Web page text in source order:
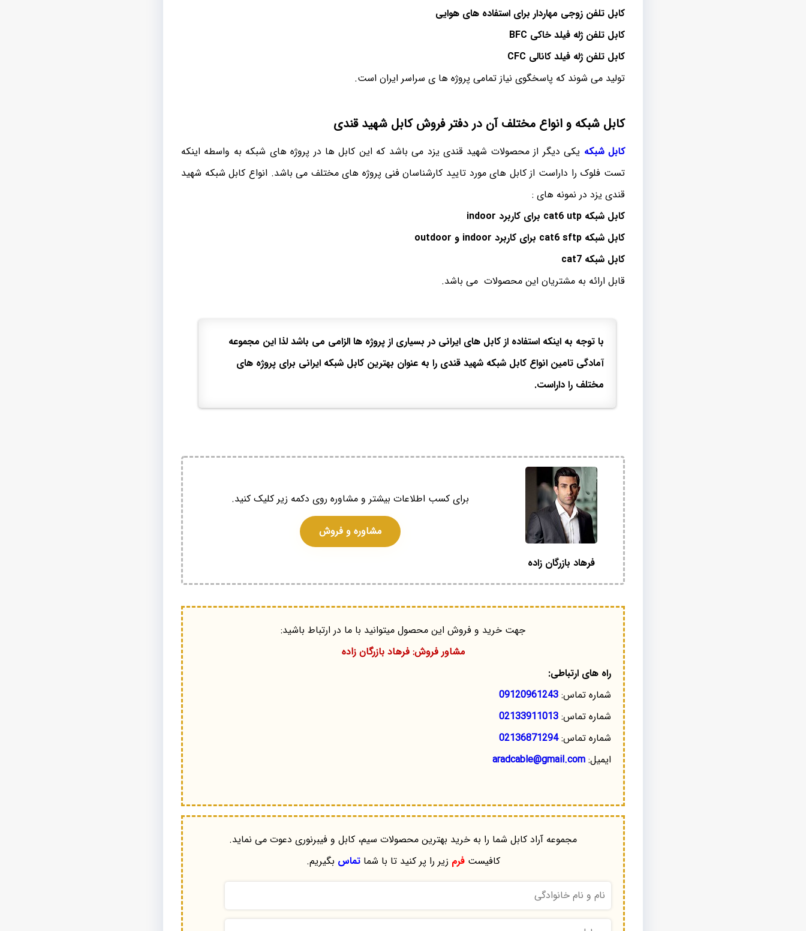
کابل تلفن زوجی مهاردار برای استفاده های هوایی
کابل تلفن ژله فیلد خاکی BFC
کابل تلفن ژله فیلد کانالی CFC
تولید می شوند که پاسخگوی نیاز تمامی پروژه ها ی سراسر ایران است.
کابل شبکه و انواع مختلف آن در دفتر فروش کابل شهید قندی
کابل شبکه یکی دیگر از محصولات شهید قندی یزد می باشد که این کابل ها در پروژه های شبکه به واسطه اینکه
تست فلوک را داراست از کابل های مورد تایید کارشناسان فنی پروژه های مختلف می باشد. انواع کابل شبکه شهید
قندی یزد در نمونه های :
کابل شبکه cat6 utp برای کاربرد indoor
کابل شبکه cat6 sftp برای کاربرد indoor و outdoor
کابل شبکه cat7
قابل ارائه به مشتریان این محصولات می باشد.
با توجه به اینکه استفاده از کابل های ایرانی در بسیاری از پروژه ها الزامی می باشد لذا این مجموعه
آمادگی تامین انواع کابل شبکه شهید قندی را به عنوان بهترین کابل شبکه ایرانی برای پروژه های
مختلف را داراست.
فرهاد بازرگان زاده
برای کسب اطلاعات بیشتر و مشاوره روی دکمه زیر کلیک کنید.
مشاوره و فروش
جهت خرید و فروش این محصول میتوانید با ما در ارتباط باشید:
مشاور فروش: فرهاد بازرگان زاده
راه های ارتباطی:
شماره تماس: 09120961243
شماره تماس: 02133911013
شماره تماس:02136871294
ایمیل: aradcable@gmail.com
مجموعه آراد کابل شما را به خرید بهترین محصولات سیم، کابل و فیبرنوری دعوت می نماید.
کافیستفرم زیر را پر کنید تا با شماتماس بگیریم.